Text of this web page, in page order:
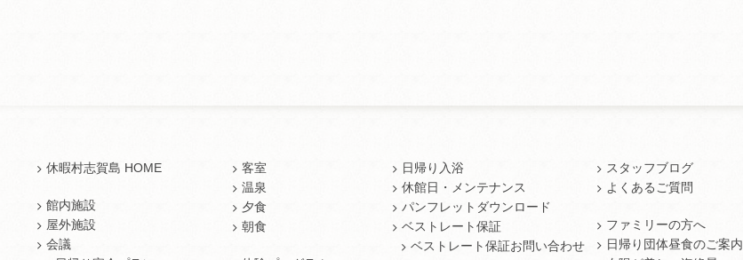
休暇村志賀島 HOME
館内施設
屋外施設
会議
客室
温泉
夕食
朝食
日帰り入浴
休館日・メンテナンス
パンフレットダウンロード
ベストレート保証
ベストレート保証お問い合わせ
スタッフブログ
よくあるご質問
ファミリーの方へ
日帰り団体昼食のご案内